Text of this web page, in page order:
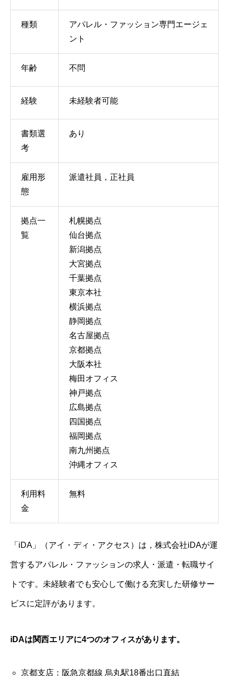
種類
アパレル・ファッション専門エージェ
ント
年齢 不問
経験 未経験者可能
書類選
考
あり
雇用形
態
派遣社員，正社員
拠点一
覧
札幌拠点
仙台拠点
新潟拠点
大宮拠点
千葉拠点
東京本社
横浜拠点
静岡拠点
名古屋拠点
京都拠点
大阪本社
梅田オフィス
神戸拠点
広島拠点
四国拠点
福岡拠点
南九州拠点
沖縄オフィス
利用料
金
無料
「iDA」（アイ・ディ・アクセス）は，株式会社iDAが運
営するアパレル・ファッションの求人・派遣・転職サイ
トです。未経験者でも安心して働ける充実した研修サー
ビスに定評があります。
iDAは関西エリアに4つのオフィスがあります。
京都支店：阪急京都線 烏丸駅18番出口直結